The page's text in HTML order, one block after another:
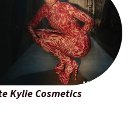
Kylie Cosmetics